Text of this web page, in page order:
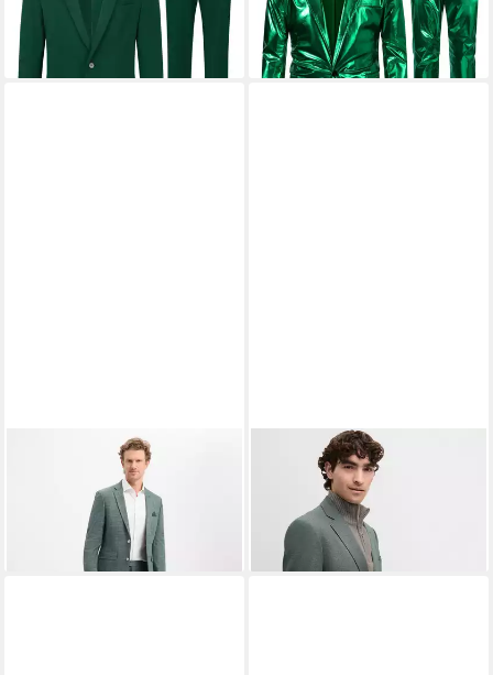
-32%
+5
-50%
ANDREW JAMESAnzug
Steven/Mitch
CINQUEAnzug CIPONZA
Regular fit
ab 201,55 € UVP
-42%